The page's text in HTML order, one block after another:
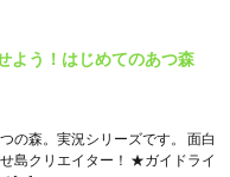
よう！はじめてのあつ森
の森。実況シリーズです。 面白
島クリエイター！ ★ガイドライ